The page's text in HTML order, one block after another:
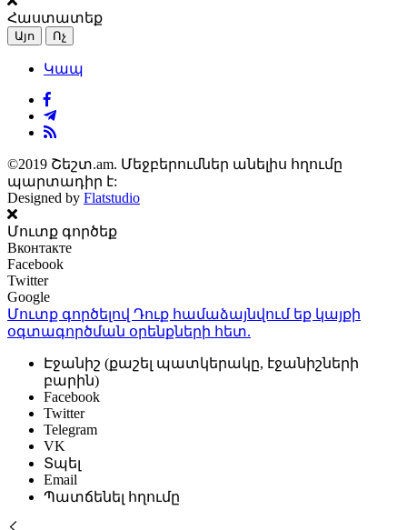
Հաստատեք
Այո Ոչ
Կապ
©2019 Շեշտ.am. Մեջբերումներ անելիս հղումը
պարտադիր է:
Designed by Flatstudio
Մուտք գործեք
Вконтакте
Facebook
Twitter
Google
Մուտք գործելով Դուք համաձայնվում եք կայքի
օգտագործման օրենքների հետ.
Էջանիշ (քաշել պատկերակը, էջանիշների
բարին)
Facebook
Twitter
Telegram
VK
Տպել
Email
Պատճենել հղումը